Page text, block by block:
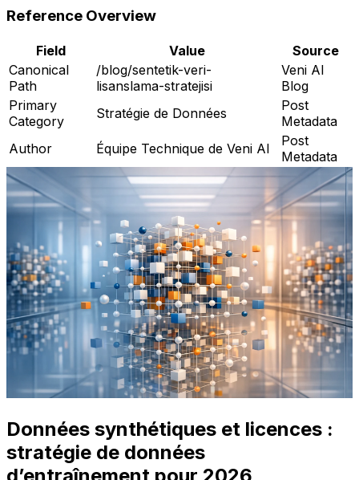
Reference Overview
Field Value
Source
Canonical
Path
/blog/sentetik-veri-
lisanslama-stratejisi
Veni AI
Blog
Primary
Category
Stratégie de Données
Post
Metadata
Author
Équipe Technique de Veni AI
Post
Metadata
Données synthétiques et licences :
stratégie de données